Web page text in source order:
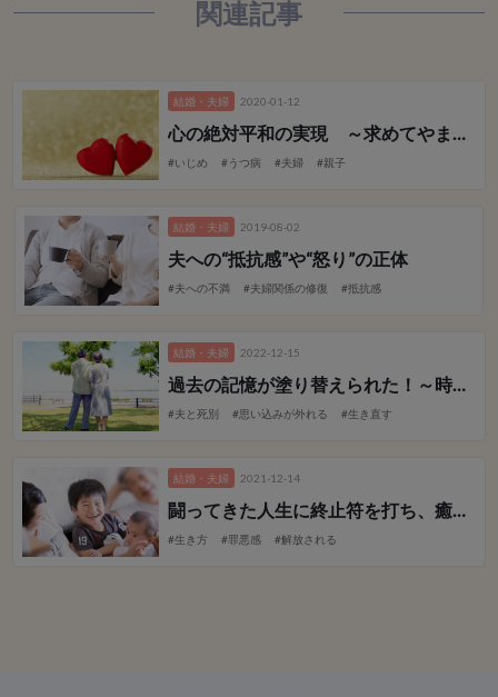
関連記事
結婚・夫婦 2020-01-12
心の絶対平和の実現 ～求めてやまなかった真の平和～ 夫編
#いじめ #うつ病 #夫婦 #親子
結婚・夫婦 2019-08-02
夫への“抵抗感”や“怒り”の正体
#夫への不満 #夫婦関係の修復 #抵抗感
結婚・夫婦 2022-12-15
過去の記憶が塗り替えられた！ ～時空を超えて夫に感謝～
#夫と死別 #思い込みが外れる #生き直す
結婚・夫婦 2021-12-14
闘ってきた人生に終止符を打ち、癒やしと解放を与える人生へ！
#生き方 #罪悪感 #解放される